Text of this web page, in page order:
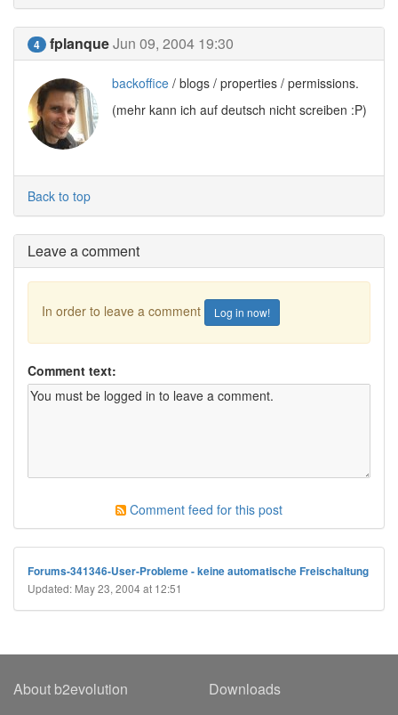
4 fplanqueJun 09, 2004 19:30
backoffice / blogs / properties / permissions.
(mehr kann ich auf deutsch nicht screiben :P)
Back to top
Leave a comment
In order to leave a comment Log in now!
Comment text:
Comment feed for this post
Forums-341346-User-Probleme - keine automatische Freischaltung
Updated: May 23, 2004 at 12:51
About b2evolution Downloads